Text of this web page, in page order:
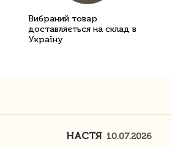
Вибраний товар
доставляється на склад в
Україну
НАСТЯ 10.07.2026